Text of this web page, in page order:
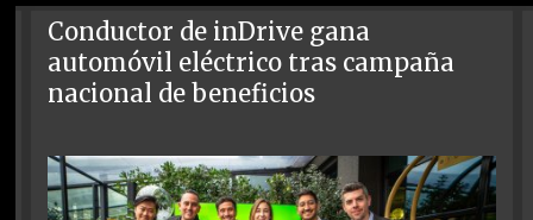
Conductor de inDrive gana
automóvil eléctrico tras campaña
nacional de beneficios